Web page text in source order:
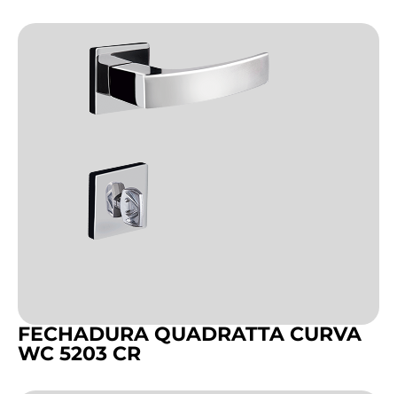
FECHADURA QUADRATTA CURVA
WC 5203 CR